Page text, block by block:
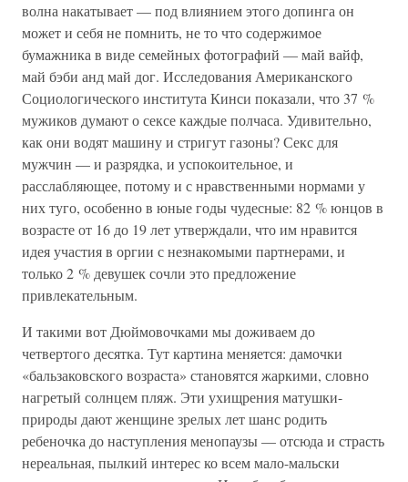
волна накатывает — под влиянием этого допинга он
может и себя не помнить, не то что содержимое
бумажника в виде семейных фотографий — май вайф,
май бэби анд май дог. Исследования Американского
Социологического института Кинси показали, что 37 %
мужиков думают о сексе каждые полчаса. Удивительно,
как они водят машину и стригут газоны? Секс для
мужчин — и разрядка, и успокоительное, и
расслабляющее, потому и с нравственными нормами у
них туго, особенно в юные годы чудесные: 82 % юнцов в
возрасте от 16 до 19 лет утверждали, что им нравится
идея участия в оргии с незнакомыми партнерами, и
только 2 % девушек сочли это предложение
привлекательным.
И такими вот Дюймовочками мы доживаем до
четвертого десятка. Тут картина меняется: дамочки
«бальзаковского возраста» становятся жаркими, словно
нагретый солнцем пляж. Эти ухищрения матушки-
природы дают женщине зрелых лет шанс родить
ребеночка до наступления менопаузы — отсюда и страсть
нереальная, пылкий интерес ко всем мало-мальски